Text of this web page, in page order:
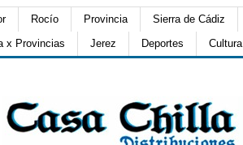
Rocío Provincia Sierra de Cádiz
x Provincias Jerez Deportes Cultura